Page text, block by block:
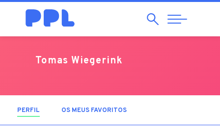
Pesquisar
Abrir
Navegação
Tomas Wiegerink
PERFIL (SEPARADOR ATIVO)
OS MEUS FAVORITOS